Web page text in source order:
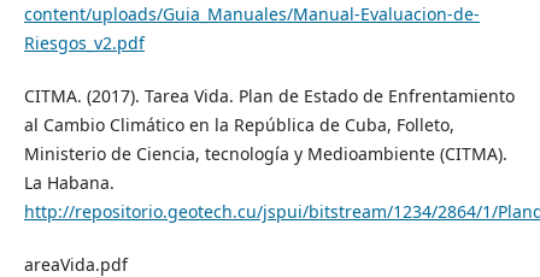
content/uploads/Guia_Manuales/Manual-Evaluacion-de-
Riesgos_v2.pdf
CITMA. (2017). Tarea Vida. Plan de Estado de Enfrentamiento
al Cambio Climático en la República de Cuba, Folleto,
Ministerio de Ciencia, tecnología y Medioambiente (CITMA).
La Habana.
http://repositorio.geotech.cu/jspui/bitstream/1234/2864/1/
areaVida.pdf